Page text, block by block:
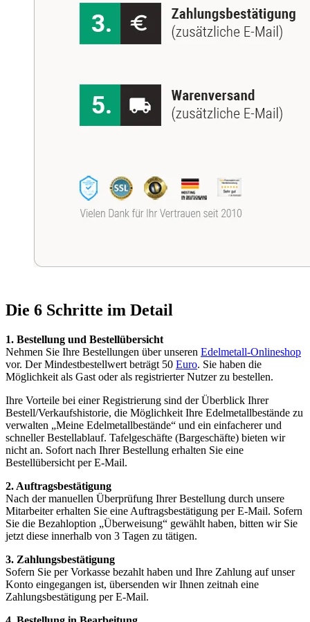
Die 6 Schritte im Detail
1. Bestellung und Bestellübersicht
Nehmen Sie Ihre Bestellungen über unseren Edelmetall-Onlineshop
vor. Der Mindestbestellwert beträgt 50 Euro. Sie haben die
Möglichkeit als Gast oder als registrierter Nutzer zu bestellen.
Ihre Vorteile bei einer Registrierung sind der Überblick Ihrer
Bestell/Verkaufshistorie, die Möglichkeit Ihre Edelmetallbestände zu
verwalten „Meine Edelmetallbestände“ und ein einfacherer und
schneller Bestellablauf. Tafelgeschäfte (Bargeschäfte) bieten wir
nicht an. Sofort nach Ihrer Bestellung erhalten Sie eine
Bestellübersicht per E-Mail.
2. Auftragsbestätigung
Nach der manuellen Überprüfung Ihrer Bestellung durch unsere
Mitarbeiter erhalten Sie eine Auftragsbestätigung per E-Mail. Sofern
Sie die Bezahloption „Überweisung“ gewählt haben, bitten wir Sie
jetzt diese innerhalb von 3 Tagen zu tätigen.
3. Zahlungsbestätigung
Sofern Sie per Vorkasse bezahlt haben und Ihre Zahlung auf unser
Konto eingegangen ist, übersenden wir Ihnen zeitnah eine
Zahlungsbestätigung per E-Mail.